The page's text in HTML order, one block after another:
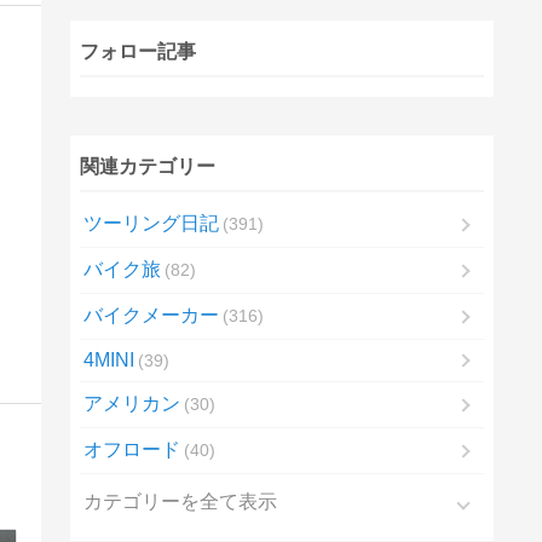
フォロー記事
関連カテゴリー
ツーリング日記 391
バイク旅 82
バイクメーカー 316
4MINI 39
アメリカン 30
オフロード 40
カテゴリーを全て表示